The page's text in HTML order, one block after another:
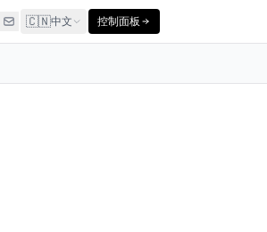
🇨🇳中文 控制面板